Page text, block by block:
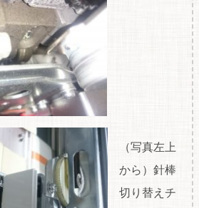
（写真左上
から）針棒
切り替えチ